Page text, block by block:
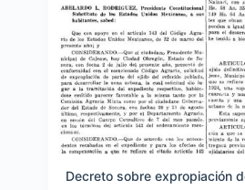
Decreto sobre expropiación